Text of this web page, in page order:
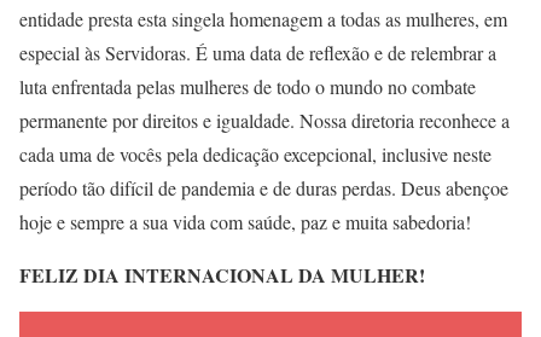
entidade presta esta singela homenagem a todas as mulheres, em
especial às Servidoras. É uma data de reflexão e de relembrar a
luta enfrentada pelas mulheres de todo o mundo no combate
permanente por direitos e igualdade. Nossa diretoria reconhece a
cada uma de vocês pela dedicação excepcional, inclusive neste
período tão difícil de pandemia e de duras perdas. Deus abençoe
hoje e sempre a sua vida com saúde, paz e muita sabedoria!
FELIZ DIA INTERNACIONAL DA MULHER!